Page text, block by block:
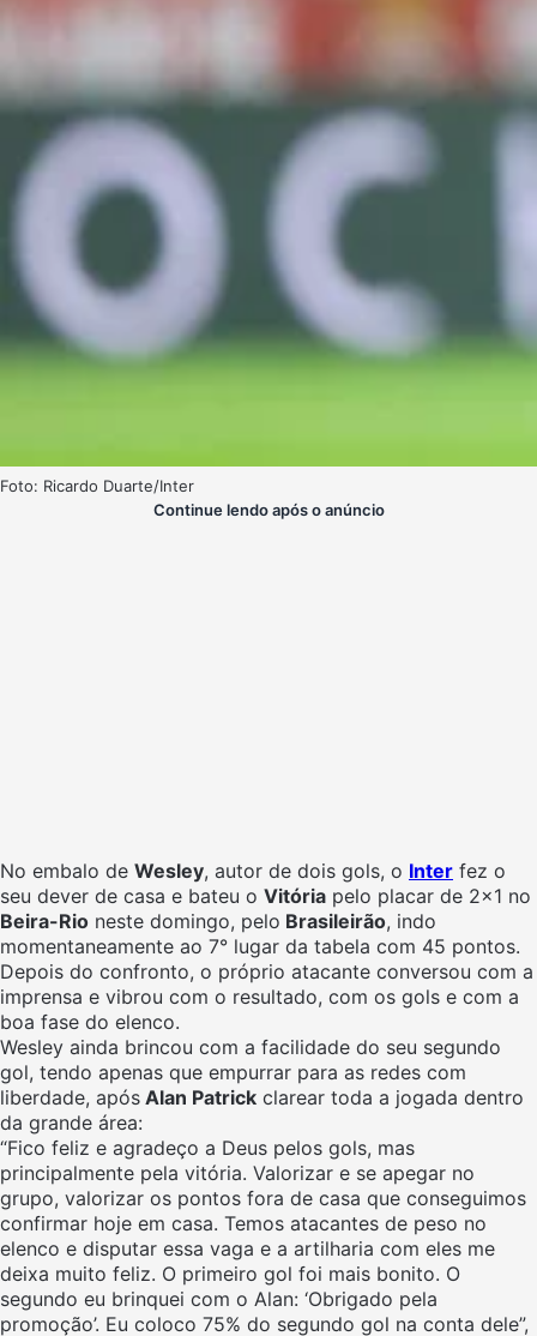
Foto: Ricardo Duarte/Inter
Continue lendo após o anúncio
No embalo de Wesley, autor de dois gols, o Inter fez o
seu dever de casa e bateu o Vitória pelo placar de 2×1 no
Beira-Rio neste domingo, pelo Brasileirão, indo
momentaneamente ao 7° lugar da tabela com 45 pontos.
Depois do confronto, o próprio atacante conversou com a
imprensa e vibrou com o resultado, com os gols e com a
boa fase do elenco.
Wesley ainda brincou com a facilidade do seu segundo
gol, tendo apenas que empurrar para as redes com
liberdade, após Alan Patrick clarear toda a jogada dentro
da grande área:
“Fico feliz e agradeço a Deus pelos gols, mas
principalmente pela vitória. Valorizar e se apegar no
grupo, valorizar os pontos fora de casa que conseguimos
confirmar hoje em casa. Temos atacantes de peso no
elenco e disputar essa vaga e a artilharia com eles me
deixa muito feliz. O primeiro gol foi mais bonito. O
segundo eu brinquei com o Alan: ‘Obrigado pela
promoção’. Eu coloco 75% do segundo gol na conta dele”,